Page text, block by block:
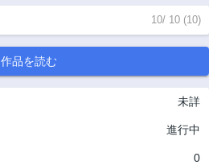
10/ 10 (10)
作品を読む
未詳
進行中
0